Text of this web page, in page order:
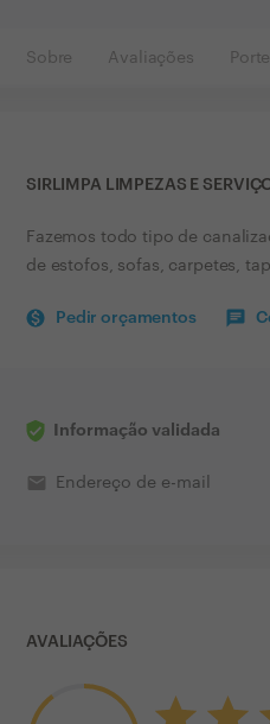
Sobre Avaliações
SIRLIMPA LIMPEZAS E
Fazemos todo tipo de
de estofos, sofas, carpetes,
Pedir orçamentos
Informação validada
email Endereço de e-mail
AVALIAÇÕES